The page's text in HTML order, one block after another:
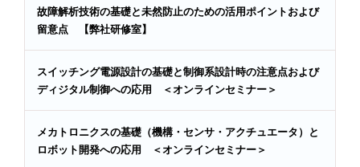
故障解析技術の基礎と未然防止のための活用ポイントおよび
留意点 【弊社研修室】
スイッチング電源設計の基礎と制御系設計時の注意点および
ディジタル制御への応用 ＜オンラインセミナー＞
メカトロニクスの基礎（機構・センサ・アクチュエータ）と
ロボット開発への応用 ＜オンラインセミナー＞